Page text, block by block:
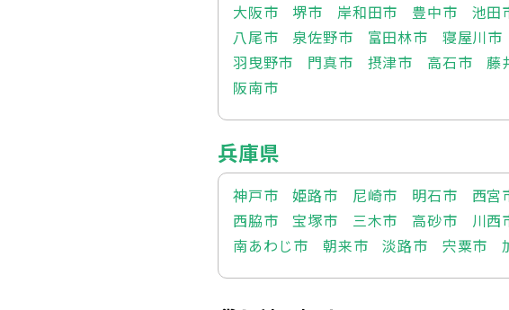
大阪市 堺市 岸和田市 豊中市 池田
八尾市
泉佐野市 富田林市 寝屋川市
羽曳野市
門真市 摂津市 高石市 藤
阪南市
兵庫県
神戸市 姫路市 尼崎市 明石市 西宮
西脇市
宝塚市 三木市 高砂市 川西
南あわじ市
朝来市 淡路市 宍粟市